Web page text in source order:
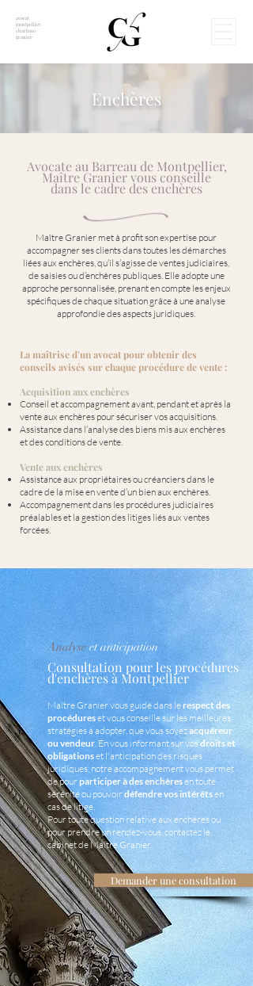
avocat
montpellier
charlene
granier
Enchères
Avocate au Barreau de Montpellier,
Maître Granier vous conseille
dans le cadre des enchères
Maître Granier met à profit son expertise pour
accompagner ses clients dans toutes les démarches
liées aux enchères, qu’il s’agisse de ventes judiciaires,
de saisies ou d’enchères publiques. Elle adopte une
approche personnalisée, prenant en compte les enjeux
spécifiques de chaque situation grâce à une analyse
approfondie des aspects juridiques.
La maîtrise d'un avocat pour obtenir des
conseils avisés sur chaque procédure de vente :
Acquisition aux enchères
Conseil et accompagnement avant, pendant et après la
vente aux enchères pour sécuriser vos acquisitions.
Assistance dans l’analyse des biens mis aux enchères
et des conditions de vente.​
Vente aux enchères
Assistance aux propriétaires ou créanciers dans le
cadre de la mise en vente d’un bien aux enchères.
Accompagnement dans les procédures judiciaires
préalables et la gestion des litiges liés aux ventes
forcées.
Analyse et anticipation
Consultation pour les procédures
d'enchères à Montpellier
Maître Granier vous guide dans lerespect des
procédureset vous conseille sur les meilleures
stratégies à adopter, que vous soyezacquéreur
ou vendeur. En vous informant survosdroits et
obligationset l'anticipation des risques
juridiques, notre accompagnement vous permet
de pourparticiper à des enchèresen toute
sérénité ou pouvoirdéfendre vos intérêtsen
cas de litige.
Pour toute question relative aux enchères ou
pour prendre un rendez-vous, contactez le
cabinet de Maître Granier.
Demander une consultation